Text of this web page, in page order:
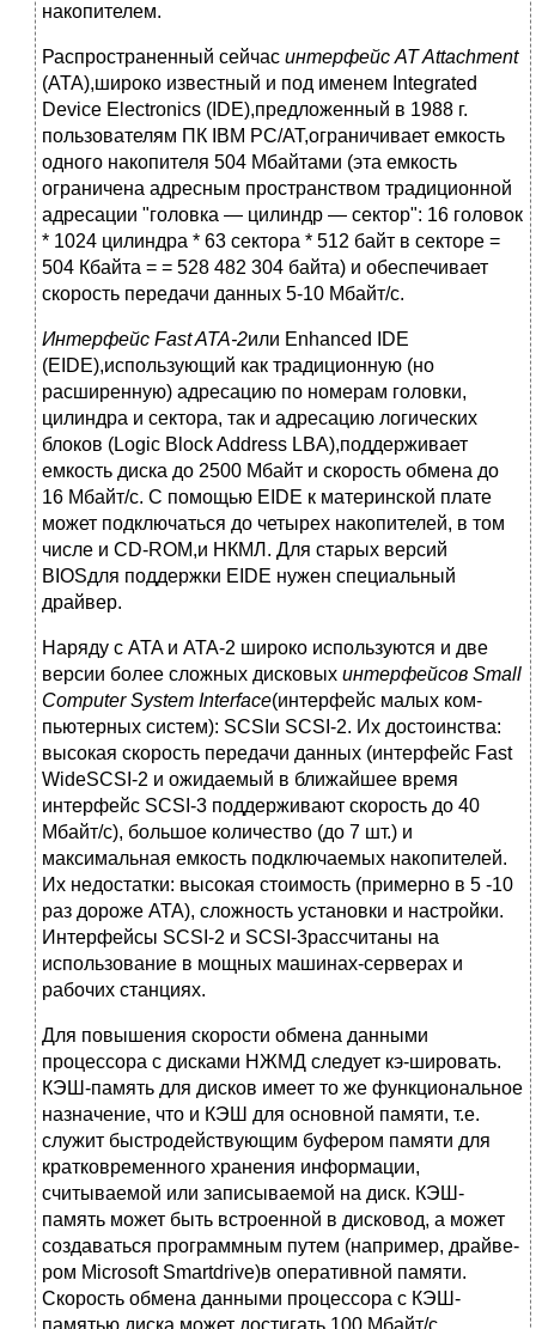
накопителем.
Распространенный сейчас интерфейсAT Attachment
(ATA),широко из­вестный и под именем Integrated
Device Electronics (IDE),предложенный в 1988 г.
пользова­телям ПК IBM PC/AT,ограничивает емкость
одного накопителя 504 Мбайтами (эта емкость
ограничена адресным пространством традиционной
адресации "головка — цилиндр — сектор": 16 головок
* 1024 цилиндра * 63 сектора * 512 байт в секторе =
504 Кбайта = = 528 482 304 байта) и обеспечивает
скорость передачи данных 5-10 Мбайт/с.
Интерфейс Fast ATA-2или Enhanced IDE
(EIDE),использующий как тради­ционную (но
расширенную) адресацию по номерам головки,
цилиндра и сектора, так и ад­ресацию логических
блоков (Logic Block Address LBA),поддерживает
емкость диска до 2500 Мбайт и скорость обмена до
16 Мбайт/с. С помощью EIDE к материнской плате
может подключаться до четырех накопителей, в том
числе и CD-ROM,и НКМЛ. Для старых вер­сий
BIOSдля поддержки EIDE нужен специальный
драйвер.
Наряду с ATA и ATA-2 широко используются и две
версии более сложных дисковых интерфейсов Small
Computer System Interface(интерфейс малых ком­
пьютерных систем): SCSIи SCSI-2. Их достоинства:
высокая скорость передачи дан­ных (интерфейс Fast
WideSCSI-2 и ожидаемый в ближайшее время
интерфейс SCSI-3 поддерживают скорость до 40
Мбайт/с), большое количество (до 7 шт.) и
максимальная ем­кость подключаемых накопителей.
Их недостатки: высокая стоимость (примерно в 5 -10
раз дороже ATA), сложность установки и настройки.
Интерфейсы SCSI-2 и SCSI-3рас­считаны на
использование в мощных машинах-серверах и
рабочих станциях.
Для повышения скорости обмена данными
процессора с дисками НЖМД следует кэ-шировать.
КЭШ-память для дисков имеет то же функциональное
назначение, что и КЭШ для основной памяти, т.е.
служит быстродействующим буфером памяти для
кратковремен­ного хранения информации,
считываемой или записываемой на диск. КЭШ-
память может быть встроенной в дисковод, а может
создаваться программным путем (например, драйве­
ром Microsoft Smartdrive)в оперативной памяти.
Скорость обмена данными процессора с КЭШ-